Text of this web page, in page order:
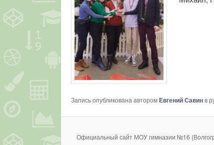
Запись опубликована авторомЕвгений Савинв
Официальный сайт МОУ гимназии №16